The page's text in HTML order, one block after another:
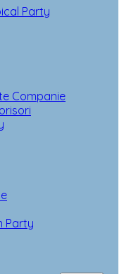
Party
Companie
Party